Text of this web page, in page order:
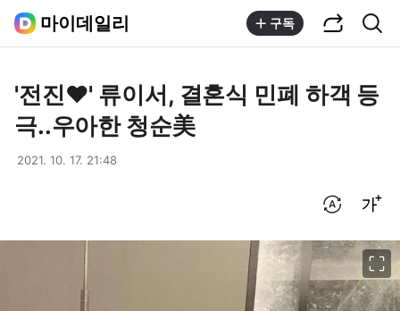
마이데일리 구독
'전진♥' 류이서, 결혼식 민폐 하객 등
극..우아한 청순美
2021. 10. 17. 21:48